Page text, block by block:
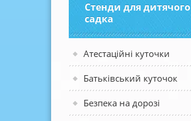
Стенди для дитячого
садка
Атестаційні куточки
Батьківський куточок
Безпека на дорозі